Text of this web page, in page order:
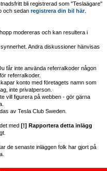
bli registrerad som "Teslaägare"
och sedan registrera din bil här.
modereras och kan resultera i
Andra diskussioner hänvisas
får inte använda referralkoder någon
referralkoder.
konto med företagets namn som
inte privatperson.
vill figurera på webben - gör gärna
av Tesla Club Sweden.
med [!] Rapportera detta inlägg
de senaste inläggen folk har gjort på